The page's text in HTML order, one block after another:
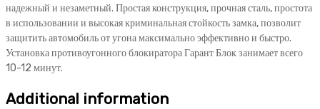
надежный и незаметный. Простая конструкция, прочная сталь, простота
в использовании и высокая криминальная стойкость замка, позволит
защитить автомобиль от угона максимально эффективно и быстро.
Установка противоугонного блокиратора Гарант Блок занимает всего
10-12 минут.
Additional information